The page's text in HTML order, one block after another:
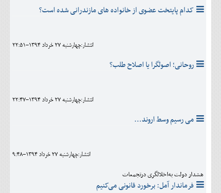
کدام پایتخت عضوی از خانواده های مازندرانی شده است؟
انتشار:چهارشنبه 27 خرداد 1394-22:51
روحانی؛ اصولگرا یا اصلاح طلب؟
انتشار:چهارشنبه 27 خرداد 1394-22:47
می رسیم وسط اروند...
انتشار:چهارشنبه 27 خرداد 1394-9:48
هشدار دولت به‌اخلالگری درتجمعات
فرماندار آمل: برخورد قانونی می‌کنیم